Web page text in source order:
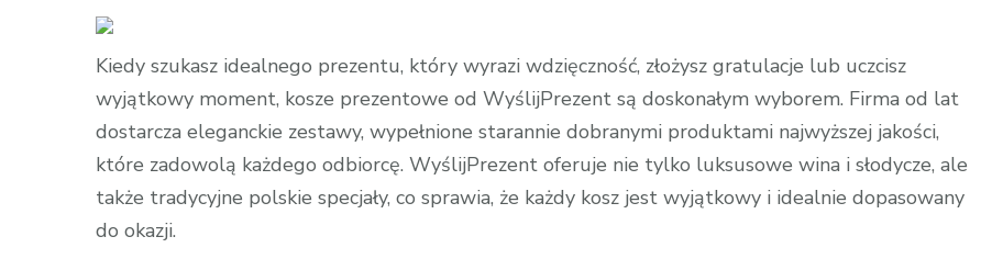
na
Urodziny
i
Kiedy szukasz idealnego prezentu, który wyrazi wdzięczność, złożysz gratulacje lub uczcisz
wyjątkowy moment, kosze prezentowe od WyślijPrezent są doskonałym wyborem. Firma od lat
dostarcza eleganckie zestawy, wypełnione starannie dobranymi produktami najwyższej jakości,
które zadowolą każdego odbiorcę. WyślijPrezent oferuje nie tylko luksusowe wina i słodycze, ale
także tradycyjne polskie specjały, co sprawia, że każdy kosz jest wyjątkowy i idealnie dopasowany
do okazji.